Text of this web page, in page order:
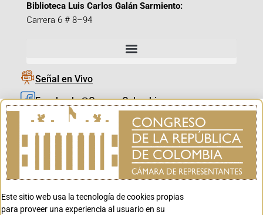
Biblioteca Luis Carlos Galán Sarmiento:
Carrera 6 # 8–94
Señal en Vivo
Facebook_@CamaraColombia
Instagram_@CamaraColombia
X_@CamaraColombia
Youtube_@CamaraColombia
Youtube_@CanalCongreso
Este sitio web usa la tecnología de cookies propias
para proveer una experiencia al usuario en su